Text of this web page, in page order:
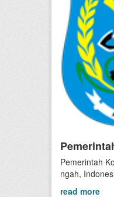
Pemerintah
ngah,
read more